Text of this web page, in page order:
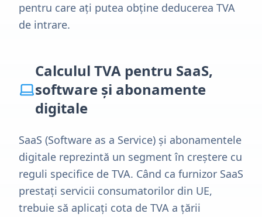
pentru care ați putea obține deducerea TVA
de intrare.
Calculul TVA pentru SaaS,
software și abonamente
digitale
SaaS (Software as a Service) și abonamentele
digitale reprezintă un segment în creștere cu
reguli specifice de TVA. Când ca furnizor SaaS
prestați servicii consumatorilor din UE,
trebuie să aplicați cota de TVA a țării